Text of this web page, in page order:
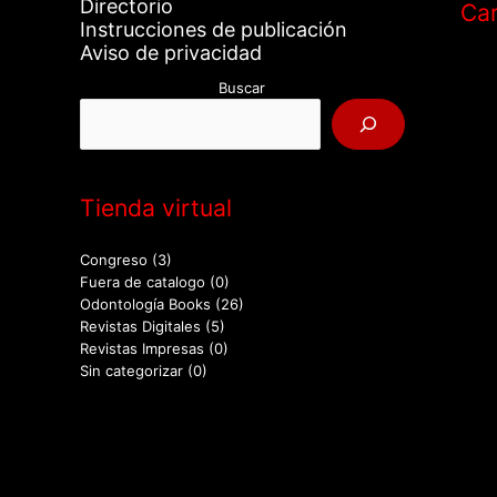
Directorio
Instrucciones de publicación
Aviso de privacidad
Buscar
Tienda virtual
Congreso (3)
Fuera de catalogo (0)
Odontología Books (26)
Revistas Digitales (5)
Revistas Impresas (0)
Sin categorizar (0)